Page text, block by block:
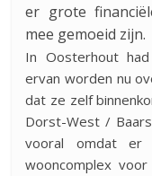
er grote
mee gemoeid zijn.
In Oosterhout
ervan worden nu
dat ze zelf
Dorst-West /
vooral omdat
wooncomplex